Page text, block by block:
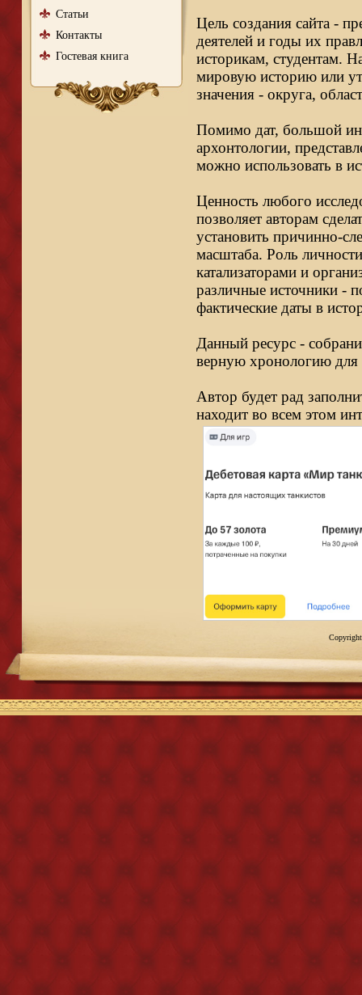
Статьи
Контакты
Гостевая книга
Цель создания сайта -
деятелей и годы их
историкам, студентам.
мировую историю или
значения - округа,
Помимо дат, большой
архонтологии,
можно использовать в
Ценность любого
позволяет авторам
установить причинно-
масштаба. Роль
катализаторами и
различные источники -
фактические даты в
Данный ресурс -
верную хронологию для
Автор будет рад
находит во всем этом
Copyright